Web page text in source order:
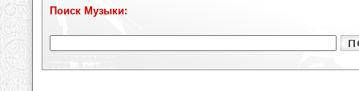
Поиск Музыки: